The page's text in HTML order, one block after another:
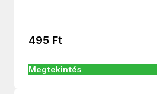
495 Ft
Megtekintés